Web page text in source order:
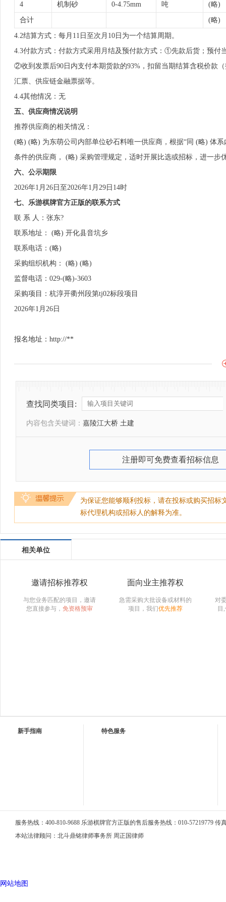
4 机制砂 0-4.75mm 吨 (略)
合计 (略)
4.2结算方式：每月11日至次月10日为一个结算周期。
4.3付款方式：付款方式采用月结及预付款方式：①先款后货；预付
②收到发票后90日内支付本期货款的93%，扣留当期结算含税价款
汇票、供应链金融票据等。
4.4其他情况：无
五、供应商情况说明
推荐供应商的相关情况：
(略) (略) 为东萌公司内部单位砂石料唯一供应商，根据“同 (略) 体
条件的供应商， (略) 采购管理规定，适时开展比选或招标，进一步
六、公示期限
2026年1月26日至2026年1月29日14时
七、乐游棋牌官方正版的联系方式
联 系 人：张东?
联系地址： (略) 开化县音坑乡
联系电话：(略)
采购组织机构： (略) (略)
监督电话：029-(略)-3603
采购项目：杭淳开衢州段第tj02标段项目
2026年1月26日
报名地址：http://**
查找同类项目:
内容包含关键词： 嘉陵江大桥 土建
注册即可免费查看招标信息
为保证您能够顺利投标，请在投标或购买招
标代理机构或招标人的解释为准。
相关单位
邀请招标推荐权
与您业务匹配的项目，邀请
您直接参与， 免资格预审
面向业主推荐权
急需采购大批设备或材料的
项目，我们优先推荐
对
目
新手指南 特色服务
服务热线：400-810-9688 乐游棋牌官方正版的售后服务热线：010-57219779 传
本站法律顾问：北斗鼎铭律师事务所 周正国律师
网站地图